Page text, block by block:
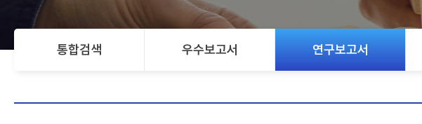
연
구
통합검색 우수보고서 연구보고서